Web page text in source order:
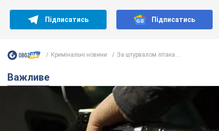
Підписатись Підписатись
Кримінальні новини За штурвалом літака ...
Важливе